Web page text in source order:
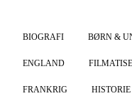
BIOGRAFI BØRN &
ENGLAND
FRANKRIG HISTORIE